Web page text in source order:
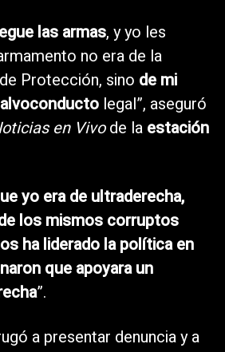
las armas, y yo les
no era de la
Protección, sino de mi
legal”, aseguró
en Vivode la estación
yo era de ultraderecha,
los mismos corruptos
ha liderado la política en
que apoyara un
”.
a presentar denuncia y a